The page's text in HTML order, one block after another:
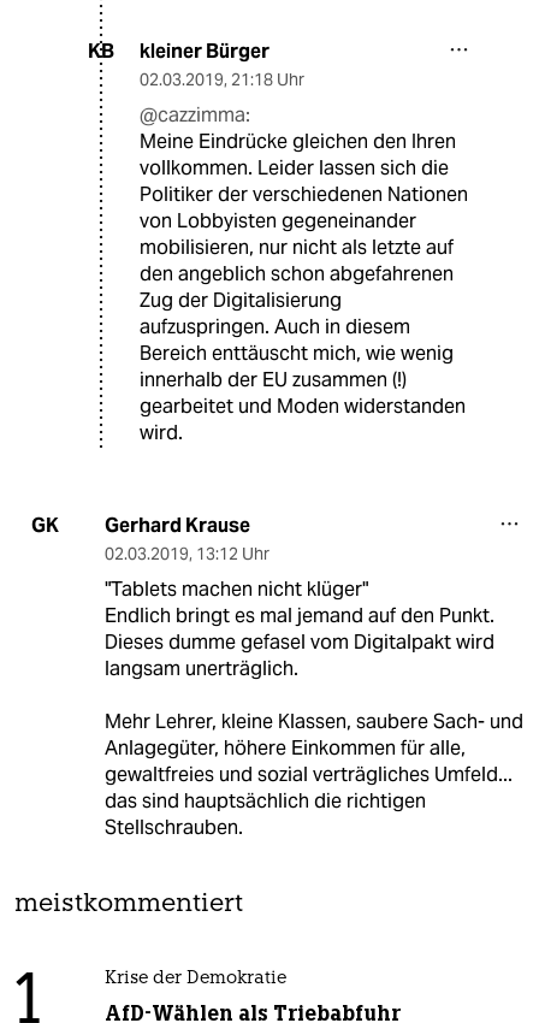
KB kleiner Bürger
02.03.2019, 21:18 Uhr
@cazzimma:
Meine Eindrücke gleichen den Ihren
vollkommen. Leider lassen sich die
Politiker der verschiedenen Nationen
von Lobbyisten gegeneinander
mobilisieren, nur nicht als letzte auf
den angeblich schon abgefahrenen
Zug der Digitalisierung
aufzuspringen. Auch in diesem
Bereich enttäuscht mich, wie wenig
innerhalb der EU zusammen (!)
gearbeitet und Moden widerstanden
wird.
GK Gerhard Krause
02.03.2019, 13:12 Uhr
"Tablets machen nicht klüger"
Endlich bringt es mal jemand auf den Punkt.
Dieses dumme gefasel vom Digitalpakt wird
langsam unerträglich.
Mehr Lehrer, kleine Klassen, saubere Sach- und
Anlagegüter, höhere Einkommen für alle,
gewaltfreies und sozial verträgliches Umfeld...
das sind hauptsächlich die richtigen
Stellschrauben.
meistkommentiert
1 Krise der Demokratie
AfD-Wählen als Triebabfuhr